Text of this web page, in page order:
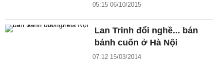
05:15 06/10/2015
Lan Trinh đổi nghề... bán
bánh cuốn ở Hà Nội
07:12 15/03/2014